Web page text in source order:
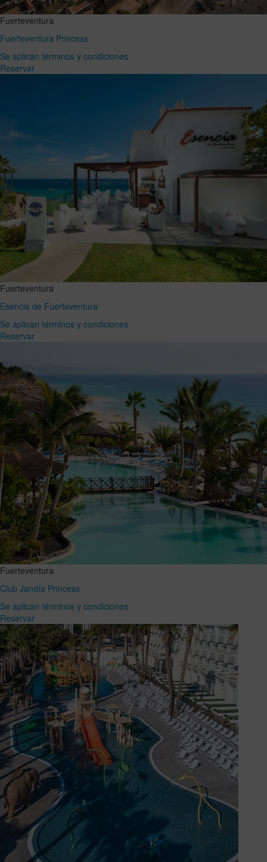
Fuerteventura
Fuerteventura Princess
Se aplican términos y condiciones
Reservar
Fuerteventura
Esencia de Fuerteventura
Se aplican términos y condiciones
Reservar
Fuerteventura
Club Jandía Princess
Se aplican términos y condiciones
Reservar